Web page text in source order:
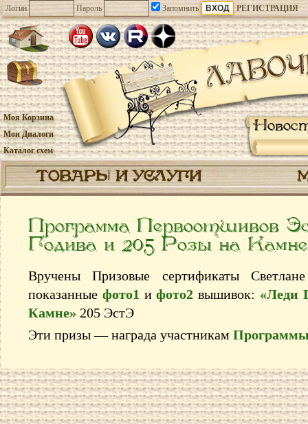
Логин Пароль Запомнить РЕГИСТРАЦИЯ
Моя Корзина
Мои Диалоги
Каталог схем
ТОВАРЫ И УСЛУГИ
Программа Первоотшивов
Годива и 205 Розы на Камне
Вручены Призовые сертификаты
показанные фото1 ифото2 вышивок: «Леди
Камне» 205 ЭстЭ
Эти призы — награда участникам